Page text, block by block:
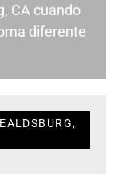
CA cuando
diferente